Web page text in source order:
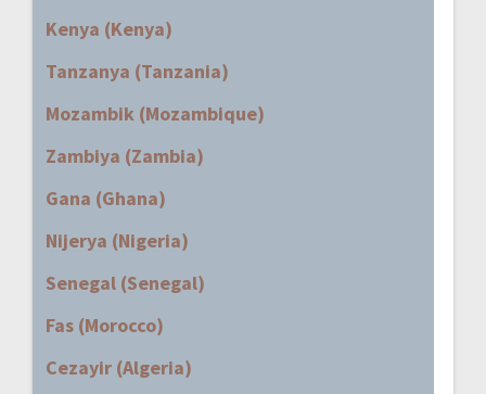
Kenya (Kenya)
Tanzanya (Tanzania)
Mozambik (Mozambique)
Zambiya (Zambia)
Gana (Ghana)
Nijerya (Nigeria)
Senegal (Senegal)
Fas (Morocco)
Cezayir (Algeria)